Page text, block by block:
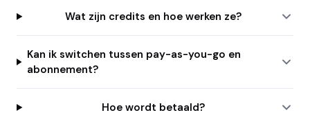
Wat zijn credits en hoe werken ze?
Kan ik switchen tussen pay-as-you-go en
abonnement?
Hoe wordt betaald?